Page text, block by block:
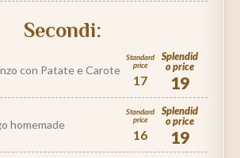
Secondi:
con Patate e Carote
Standard
price
17
Splendid
o price
19
homemade
Standard
price
16
Splendid
o price
19